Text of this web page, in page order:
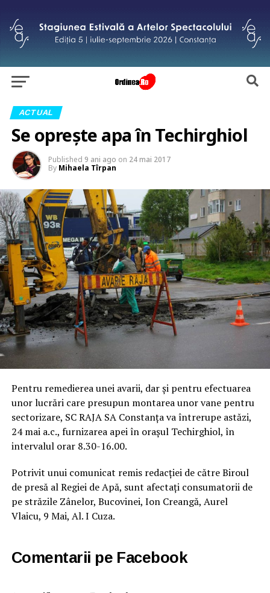
ACTUAL
Se oprește apa în Techirghiol
Published 9 ani ago on 24 mai 2017
By Mihaela Tîrpan
Pentru remedierea unei avarii, dar și pentru efectuarea
unor lucrări care presupun montarea unor vane pentru
sectorizare, SC RAJA SA Constanța va întrerupe astăzi,
24 mai a.c., furnizarea apei în orașul Techirghiol, în
intervalul orar 8.30-16.00.
Potrivit unui comunicat remis redacției de către Biroul
de presă al Regiei de Apă, sunt afectaţi consumatorii de
pe străzile Zânelor, Bucovinei, Ion Creangă, Aurel
Vlaicu, 9 Mai, Al. I Cuza.
Comentarii pe Facebook